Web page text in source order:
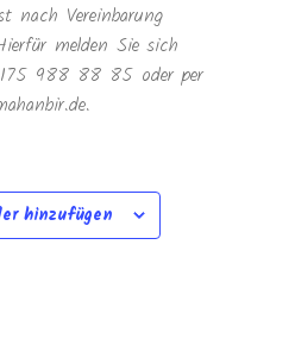
nach Vereinbarung
melden Sie sich
988 88 85 oder per
hinzufügen